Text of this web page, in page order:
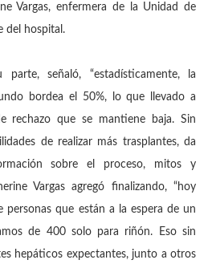
Vargas, enfermera de la Unidad de
del hospital.
señaló, “estadísticamente, la
bordea el 50%, lo que llevado a
rechazo que se mantiene baja. Sin
de realizar más trasplantes, da
sobre el proceso, mitos y
Vargas agregó finalizando, “hoy
personas que están a la espera de un
de 400 solo para riñón. Eso sin
hepáticos expectantes, junto a otros